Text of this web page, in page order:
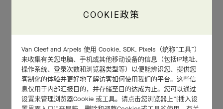
COOKIE政策
Van Cleef and Arpels 使用 Cookie, SDK, Pixels（统称“工具”）
来收集有关您电脑、手机或其他移动设备的信息（包括IP地址、
操作系统、登录次数和浏览器类型等）以便能辨识您、提供您
客制化的体验并更好地了解访客如何使用我们的平台。这些信
息仅用于内部汇报目的，并存储至目的达成为止。您可以通过
设置来管理浏览器Cookie 或工具。请点击您浏览器上“[插入设